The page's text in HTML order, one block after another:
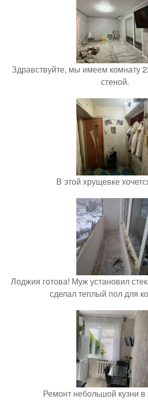
Здравствуйте, мы имеем комнату
стеной.
В этой хрущевке
Лоджия готова! Муж установил
сделал теплый пол для
Ремонт небольшой кузни